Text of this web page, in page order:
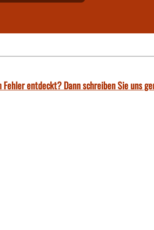
Fehler entdeckt? Dann schreiben Sie uns